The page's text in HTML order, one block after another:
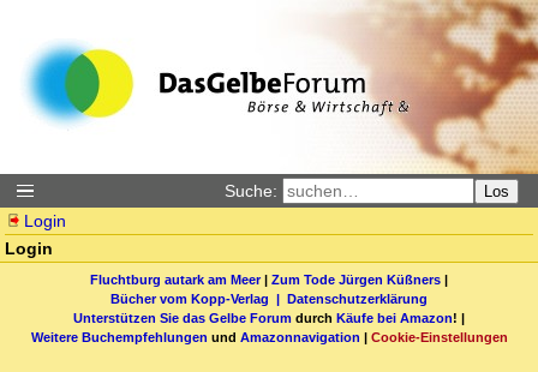
Suche: Los
Login
Login
Fluchtburg autark am Meer| Zum Tode Jürgen Küßners |
Bücher vom Kopp-Verlag | Datenschutzerklärung
Unterstützen Sie das Gelbe Forum durch Käufe bei Amazon! |
Weitere Buchempfehlungen und Amazonnavigation | Cookie-Einstellungen